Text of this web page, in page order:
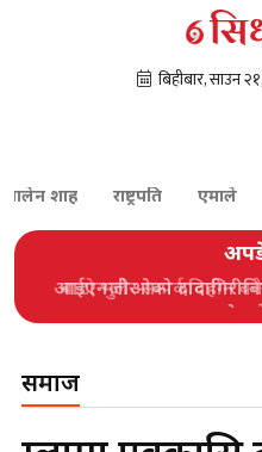
शाह राष्ट्रपति एमाले
आईएनजीओको
समाज